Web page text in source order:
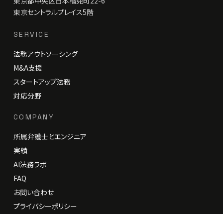
東京セントラルプレイス5階
SERVICE
法務アウトソーシング
M&A支援
スタートアップ法務
対応分野
COMPANY
所属弁護士とエンジニア
実績
AI法務ラボ
FAQ
お問い合わせ
プライバシーポリシー